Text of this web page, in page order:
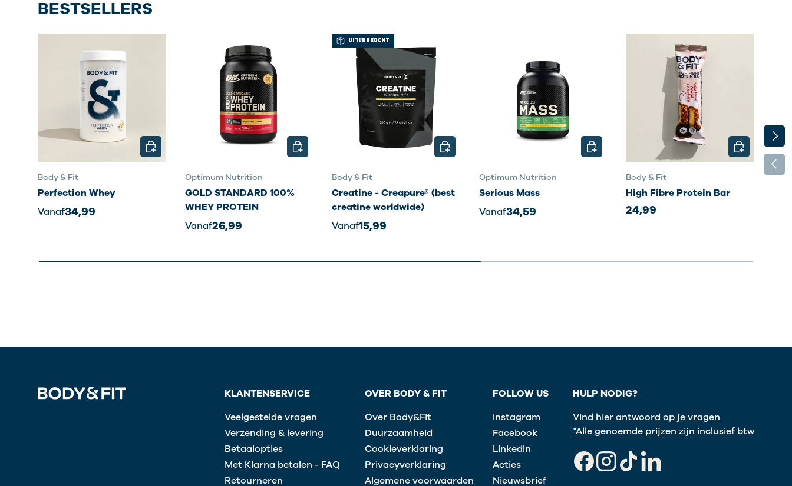
BESTSELLERS
Body & Fit
Perfection Whey
Vanaf34,99
KIES MOGELIJKHEDEN
Optimum Nutrition
GOLD STANDARD 100%
WHEY PROTEIN
Vanaf26,99
KIES MOGELIJKHEDEN
UITVERKOCHT
Body & Fit
Creatine - Creapure® (best
creatine worldwide)
Vanaf15,99
KIES MOGELIJKHEDEN
Optimum Nutrition
Serious Mass
Vanaf34,59
KIES MOGELIJKHEDEN
Body & Fit
High Fibre Protein Bar
24,99
KIES
KLANTENSERVICE
Veelgestelde vragen
Verzending & levering
Betaalopties
Met Klarna betalen - FAQ
Retourneren
OVER BODY & FIT
Over Body&Fit
Duurzaamheid
Cookieverklaring
Privacyverklaring
Algemene voorwaarden
FOLLOW US
Instagram
Facebook
LinkedIn
Acties
Nieuwsbrief
HULP NODIG?
Vind hier antwoord op je vragen
*Alle genoemde prijzen zijn inclusief btw
FacebookInstagram
TikTokLinkedIn